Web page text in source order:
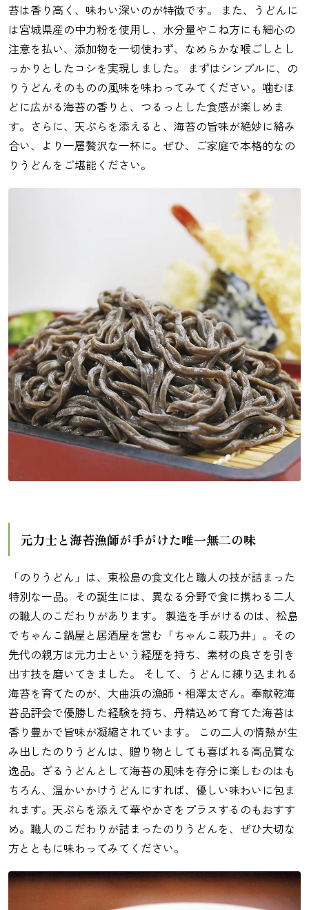
苔は香り高く、味わい深いのが特徴です。 また、うどんに
は宮城県産の中力粉を使用し、水分量やこね方にも細心の
注意を払い、添加物を一切使わず、なめらかな喉ごしとし
っかりとしたコシを実現しました。 まずはシンプルに、の
りうどんそのものの風味を味わってみてください。噛むほ
どに広がる海苔の香りと、つるっとした食感が楽しめま
す。さらに、天ぷらを添えると、海苔の旨味が絶妙に絡み
合い、より一層贅沢な一杯に。ぜひ、ご家庭で本格的なの
りうどんをご堪能ください。
元力士と海苔漁師が手がけた唯一無二の味
「のりうどん」は、東松島の食文化と職人の技が詰まった
特別な一品。その誕生には、異なる分野で食に携わる二人
の職人のこだわりがあります。 製造を手がけるのは、松島
でちゃんこ鍋屋と居酒屋を営む「ちゃんこ萩乃井」。その
先代の親方は元力士という経歴を持ち、素材の良さを引き
出す技を磨いてきました。 そして、うどんに練り込まれる
海苔を育てたのが、大曲浜の漁師・相澤太さん。奉献乾海
苔品評会で優勝した経験を持ち、丹精込めて育てた海苔は
香り豊かで旨味が凝縮されています。 この二人の情熱が生
み出したのりうどんは、贈り物としても喜ばれる高品質な
逸品。ざるうどんとして海苔の風味を存分に楽しむのはも
ちろん、温かいかけうどんにすれば、優しい味わいに包ま
れます。天ぷらを添えて華やかさをプラスするのもおすす
め。職人のこだわりが詰まったのりうどんを、ぜひ大切な
方とともに味わってみてください。